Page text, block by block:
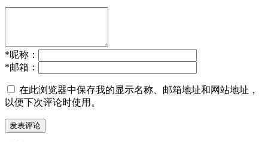
*昵称：
*邮箱：
在此浏览器中保存我的显示名称、邮箱地址和网站地址，
以便下次评论时使用。